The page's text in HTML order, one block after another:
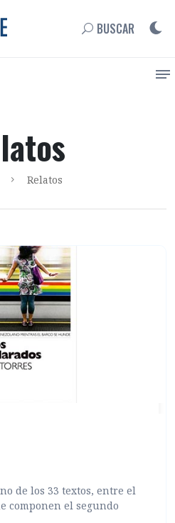
BUSCAR
Relatos
de los 33 textos, entre el
componen el segundo